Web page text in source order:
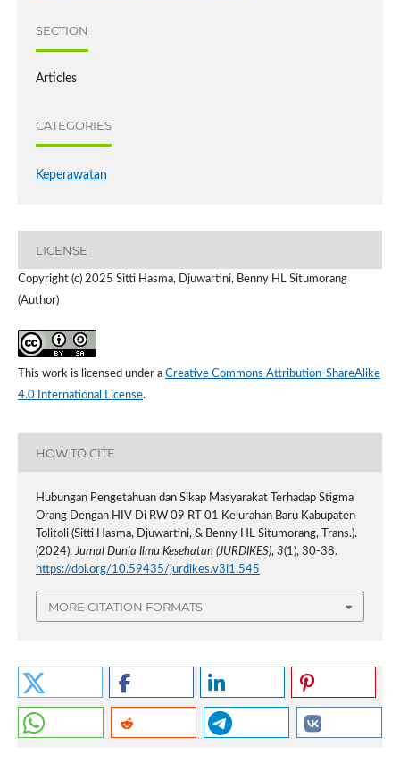
SECTION
Articles
CATEGORIES
Keperawatan
LICENSE
Copyright (c) 2025 Sitti Hasma, Djuwartini, Benny HL Situmorang
(Author)
This work is licensed under a Creative Commons Attribution-ShareAlike
4.0 International License.
HOW TO CITE
Hubungan Pengetahuan dan Sikap Masyarakat Terhadap Stigma
Orang Dengan HIV Di RW 09 RT 01 Kelurahan Baru Kabupaten
Tolitoli (Sitti Hasma, Djuwartini, & Benny HL Situmorang, Trans.).
(2024).Jurnal Dunia Ilmu Kesehatan (JURDIKES), 3(1), 30-38.
https://doi.org/10.59435/jurdikes.v3i1.545
MORE CITATION FORMATS